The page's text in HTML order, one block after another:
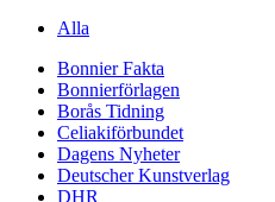
Alla
Bonnier Fakta
Bonnierförlagen
Borås Tidning
Celiakiförbundet
Dagens Nyheter
Deutscher Kunstverlag
DHR